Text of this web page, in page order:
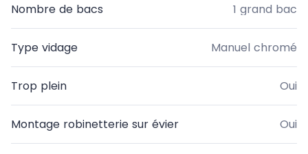
Nombre de bacs 1 grand bac
Type vidage Manuel chromé
Trop plein Oui
Montage robinetterie sur évier Oui